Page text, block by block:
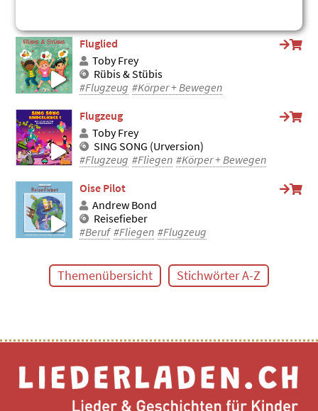
Fluglied
Toby Frey
Rübis & Stübis
#Flugzeug #Körper + Bewegen
Flugzeug
Toby Frey
SING SONG (Urversion)
#Flugzeug #Fliegen #Körper + Bewegen
Oise Pilot
Andrew Bond
Reisefieber
#Beruf #Fliegen #Flugzeug
Themenübersicht Stichwörter A-Z